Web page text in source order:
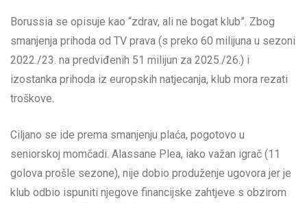
Borussia se opisuje kao “zdrav, ali ne bogat klub”. Zbog
smanjenja prihoda od TV prava (s preko 60 milijuna u sezoni
2022./23. na predviđenih 51 milijun za 2025./26.) i
izostanka prihoda iz europskih natjecanja, klub mora rezati
troškove.
Ciljano se ide prema smanjenju plaća, pogotovo u
seniorskoj momčadi. Alassane Plea, iako važan igrač (11
golova prošle sezone), nije dobio produženje ugovora jer je
klub odbio ispuniti njegove financijske zahtjeve s obzirom